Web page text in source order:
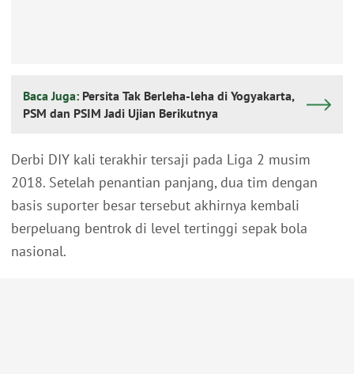
Baca Juga: Persita Tak Berleha-leha di Yogyakarta,
PSM dan PSIM Jadi Ujian Berikutnya
Derbi DIY kali terakhir tersaji pada Liga 2 musim
2018. Setelah penantian panjang, dua tim dengan
basis suporter besar tersebut akhirnya kembali
berpeluang bentrok di level tertinggi sepak bola
nasional.